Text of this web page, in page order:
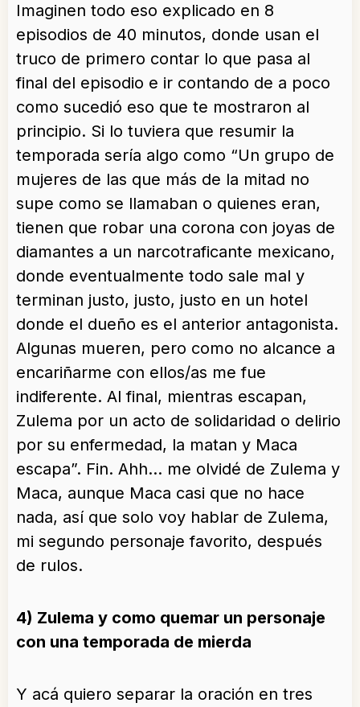
Imaginen todo eso explicado en 8
episodios de 40 minutos, donde usan el
truco de primero contar lo que pasa al
final del episodio e ir contando de a poco
como sucedió eso que te mostraron al
principio. Si lo tuviera que resumir la
temporada sería algo como “Un grupo de
mujeres de las que más de la mitad no
supe como se llamaban o quienes eran,
tienen que robar una corona con joyas de
diamantes a un narcotraficante mexicano,
donde eventualmente todo sale mal y
terminan justo, justo, justo en un hotel
donde el dueño es el anterior antagonista.
Algunas mueren, pero como no alcance a
encariñarme con ellos/as me fue
indiferente. Al final, mientras escapan,
Zulema por un acto de solidaridad o delirio
por su enfermedad, la matan y Maca
escapa”. Fin. Ahh… me olvidé de Zulema y
Maca, aunque Maca casi que no hace
nada, así que solo voy hablar de Zulema,
mi segundo personaje favorito, después
de rulos.
4) Zulema y como quemar un personaje
con una temporada de mierda
Y acá quiero separar la oración en tres